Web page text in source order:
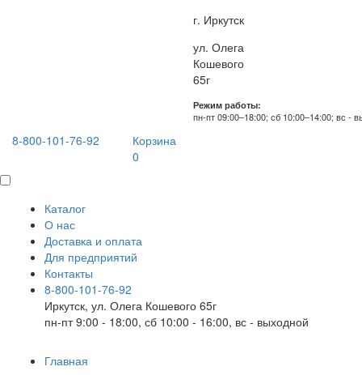
г. Иркутск
ул. Олега
Кошевого
65г
Режим работы:
пн-пт 09:00–18:00; сб 10:00–14:00; вс -
8-800-101-76-92
Корзина
0
Каталог
О нас
Доставка и оплата
Для предприятий
Контакты
8-800-101-76-92
Иркутск, ул. Олега Кошевого 65г
пн-пт 9:00 - 18:00, сб 10:00 - 16:00, вс - выходной
Главная